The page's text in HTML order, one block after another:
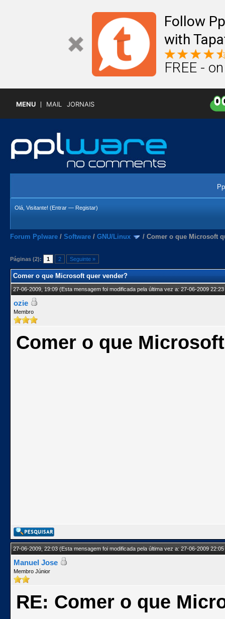
Follow
with
FREE -
MENU MAIL JORNAIS
Olá, Visitante! (Entrar — Registar)
Forum Pplware / Software / GNU/Linux / Comer o que Microsoft
Páginas (2): 1 2 Seguinte »
Comer o que Microsoft quer vender?
27-06-2009, 19:09(Esta mensagem foi modificada pela última vez a: 27-06-2009
ozie
Membro
Comer o que
27-06-2009, 22:03(Esta mensagem foi modificada pela última vez a: 27-06-2009
Manuel Jose
Membro Júnior
RE: Comer o que